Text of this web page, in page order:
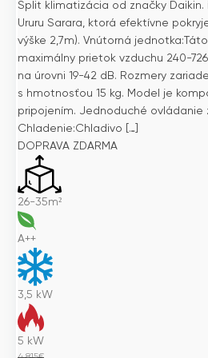
Split klimatizácia od značky
Ururu Sarara, ktorá efektívne
výške 2,7m). Vnútorná
maximálny prietok vzduchu 240-
na úrovni 19-42 dB. Rozmery
s hmotnosťou 15 kg. Model je
pripojením. Jednoduché ovládanie
Chladenie:Chladivo […]
DOPRAVA ZDARMA
26-35m²
A++
3,5 kW
5 kW